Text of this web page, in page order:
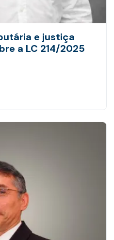
e justiça
a LC 214/2025